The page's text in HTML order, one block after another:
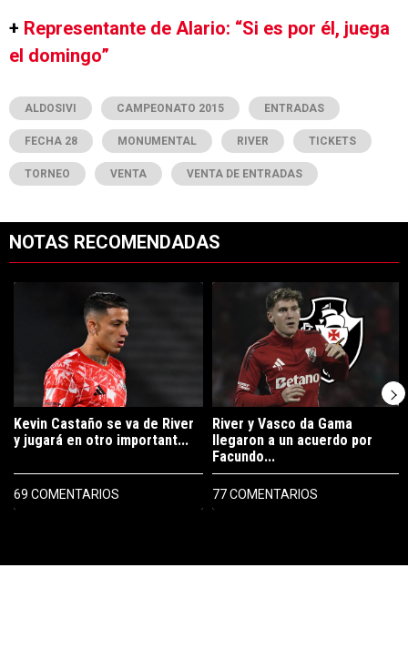
+ Representante de Alario: “Si es por él, juega
el domingo”
ALDOSIVI CAMPEONATO 2015 ENTRADAS
FECHA 28 MONUMENTAL RIVER TICKETS
TORNEO VENTA VENTA DE ENTRADAS
NOTAS RECOMENDADAS
Un artículo de tendencia con el título "Kevin Castaño se va de
Kevin Castaño se va de River
y jugará en otro important...
69 COMENTARIOS
Un artículo de tendencia con el
River y Vasco da Gama
llegaron a un acuerdo por
Facundo...
77 COMENTARIOS